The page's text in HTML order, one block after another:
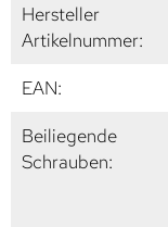
Hersteller
Artikelnummer:
EAN:
Beiliegende
Schrauben: